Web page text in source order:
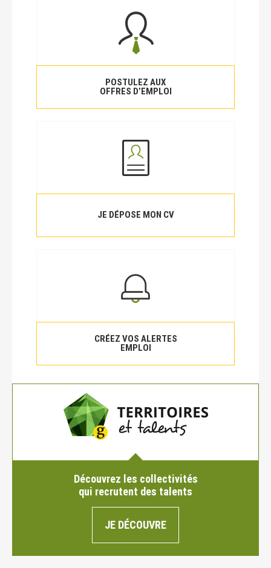
POSTULEZ AUX
OFFRES D’EMPLOI
JE DÉPOSE MON CV
CRÉEZ VOS ALERTES
EMPLOI
Découvrez les collectivités
qui recrutent des talents
JE DÉCOUVRE